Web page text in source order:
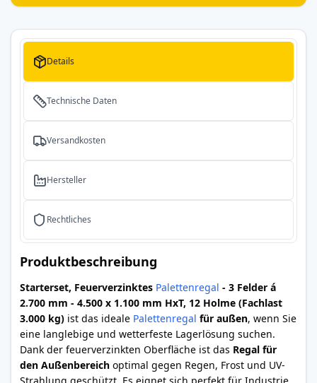
Details
Technische Daten
Versandkosten
Hersteller
Rechtliches
Produktbeschreibung
Starterset, Feuerverzinktes Palettenregal - 3 Felder á
2.700 mm - 4.500 x 1.100 mm HxT, 12 Holme (Fachlast
3.000 kg) ist das ideale Palettenregal für außen, wenn Sie
eine langlebige und wetterfeste Lagerlösung suchen.
Dank der feuerverzinkten Oberfläche ist das Regal für
den Außenbereich optimal gegen Regen, Frost und UV-